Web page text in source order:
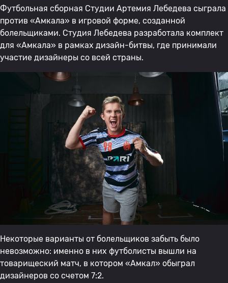
Футбольная сборная Студии Артемия Лебедева сыграла
против «Амкала» в игровой форме, созданной
болельщиками. Студия Лебедева разработала комплект
для «Амкала» в рамках дизайн-битвы, где принимали
участие дизайнеры со всей страны.
Некоторые варианты от болельщиков забыть было
невозможно: именно в них футболисты вышли на
товарищеский матч, в котором «Амкал» обыграл
дизайнеров со счетом 7:2.